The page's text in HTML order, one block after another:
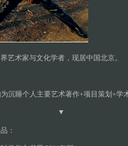
艺术家与文化学者，现居中国北京。
为沉睡个人主要艺术著作+项目策划+学
▼
：